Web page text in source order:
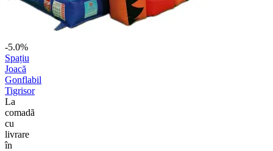
-5.0%
Spațiu
Joacă
Gonflabil
Tigrisor
La
comadã
cu
livrare
în